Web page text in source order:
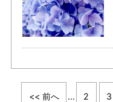
<< 前へ ... 2 3